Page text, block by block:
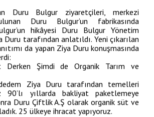
Duru Bulgur ziyaretçileri, merkezi
Duru Bulgur’un fabrikasında
hikâyesi Duru Bulgur Yönetim
Duru tarafından anlatıldı. Yeni çıkarılan
da yapan Ziya Duru konuşmasında
Derken Şimdi de Organik Tarım ve
Ziya Duru tarafından temelleri
90’lı yıllarda bakliyat paketlemeye
Duru Çiftlik A.Ş olarak organik süt ve
25 ülkeye ihracat yapıyoruz.